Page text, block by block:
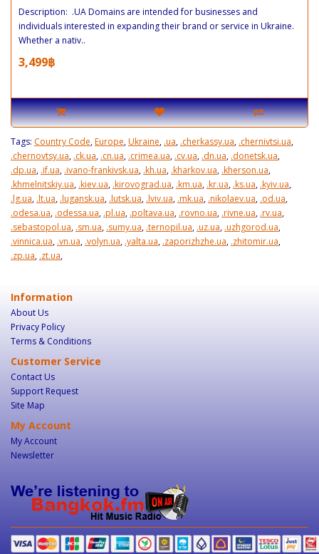
Description: .UA Domains are intended for businesses and
individuals interested in expanding their brand or service in Ukraine.
Whether a nativ..
3,499฿
Tags: Country Code,Europe,Ukraine, .ua, .cherkassy.ua, .chernivtsi.ua,
.chernovtsy.ua, .ck.ua, .cn.ua, .crimea.ua, .cv.ua, .dn.ua, .donetsk.ua,
.dp.ua, .if.ua, .ivano-frankivsk.ua, .kh.ua, .kharkov.ua, .kherson.ua,
.khmelnitskiy.ua, .kiev.ua, .kirovograd.ua, .km.ua, .kr.ua, .ks.ua, .kyiv.ua,
.lg.ua, .lt.ua, .lugansk.ua, .lutsk.ua, .lviv.ua, .mk.ua, .nikolaev.ua, .od.ua,
.odesa.ua, .odessa.ua, .pl.ua, .poltava.ua, .rovno.ua, .rivne.ua, .rv.ua,
.sebastopol.ua, .sm.ua, .sumy.ua, .ternopil.ua, .uz.ua, .uzhgorod.ua,
.vinnica.ua, .vn.ua, .volyn.ua, .yalta.ua, .zaporizhzhe.ua, .zhitomir.ua,
.zp.ua, .zt.ua,
Information
About Us
Privacy Policy
Terms & Conditions
Customer Service
Contact Us
Support Request
Site Map
My Account
My Account
Newsletter